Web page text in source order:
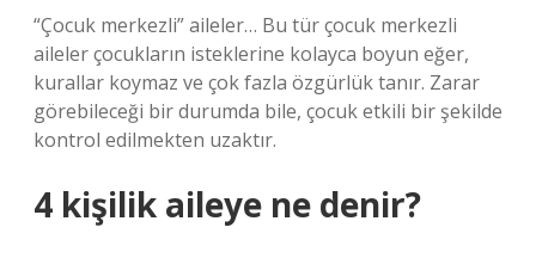
“Çocuk merkezli” aileler… Bu tür çocuk merkezli
aileler çocukların isteklerine kolayca boyun eğer,
kurallar koymaz ve çok fazla özgürlük tanır. Zarar
görebileceği bir durumda bile, çocuk etkili bir şekilde
kontrol edilmekten uzaktır.
4 kişilik aileye ne denir?